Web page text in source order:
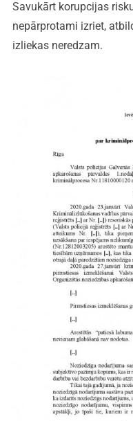
Savukārt korupcijas
nepārprotami izriet,
izliekas neredzam.